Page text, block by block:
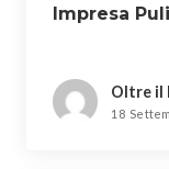
Impresa
Oltre il
18